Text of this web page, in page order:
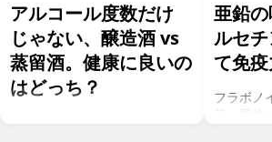
アルコール度数だけ
じゃない、醸造酒 vs
蒸留酒。健康に良いの
はどっち？
亜鉛
ルセ
て免
フラボノ
菜や果物